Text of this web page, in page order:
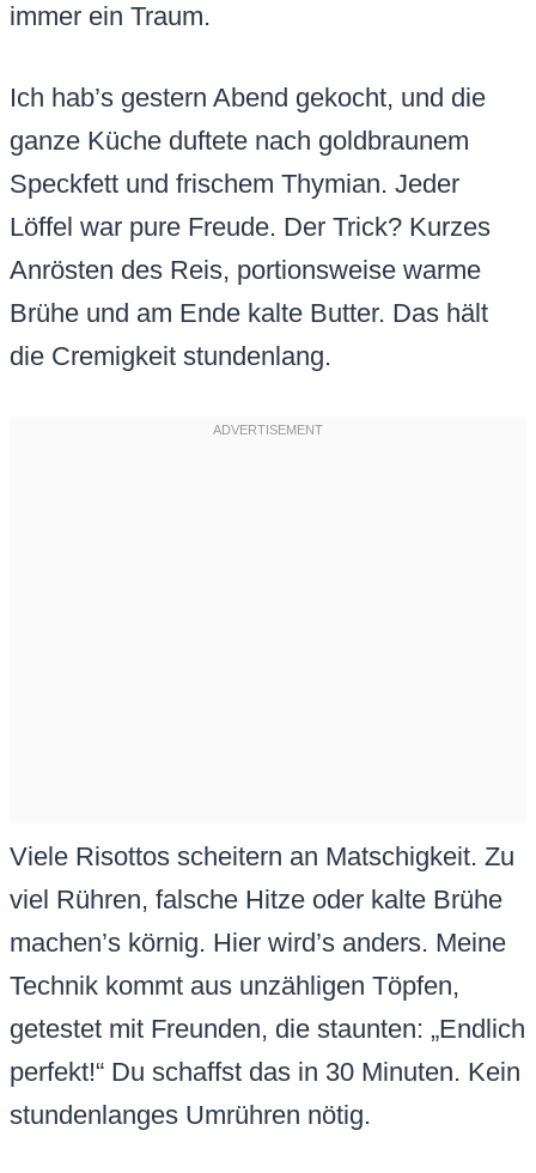
immer ein Traum.
Ich hab’s gestern Abend gekocht, und die
ganze Küche duftete nach goldbraunem
Speckfett und frischem Thymian. Jeder
Löffel war pure Freude. Der Trick? Kurzes
Anrösten des Reis, portionsweise warme
Brühe und am Ende kalte Butter. Das hält
die Cremigkeit stundenlang.
Viele Risottos scheitern an Matschigkeit. Zu
viel Rühren, falsche Hitze oder kalte Brühe
machen’s körnig. Hier wird’s anders. Meine
Technik kommt aus unzähligen Töpfen,
getestet mit Freunden, die staunten: „Endlich
perfekt!“ Du schaffst das in 30 Minuten. Kein
stundenlanges Umrühren nötig.